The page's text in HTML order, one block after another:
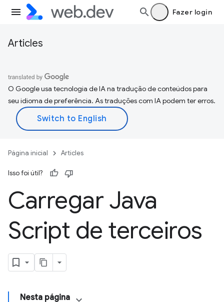
Fazer login
Articles
O Google usa tecnologia de IA na tradução de conteúdos para
seu idioma de preferência. As traduções com IA podem ter erros.
Página inicial Articles
Isso foi útil?
Carregar Java
Script de terceiros
Nesta página